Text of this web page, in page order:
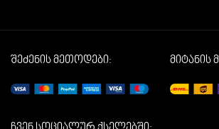
შეძენის მეთოდები: მიტანის